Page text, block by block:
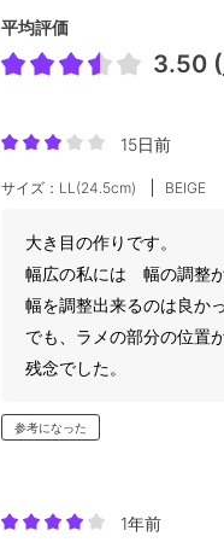
平均評価
3.50 (
15日前
サイズ：LL(24.5cm) BEIGE
大き目の作りです。
幅広の私には 幅の調整が
幅を調整出来るのは良か
でも、ラメの部分の位置
残念でした。
参考になった
1年前